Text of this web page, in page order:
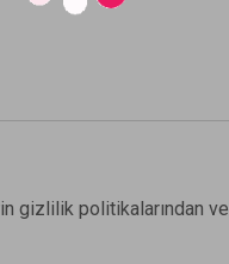
gizlilik politikalarından ve